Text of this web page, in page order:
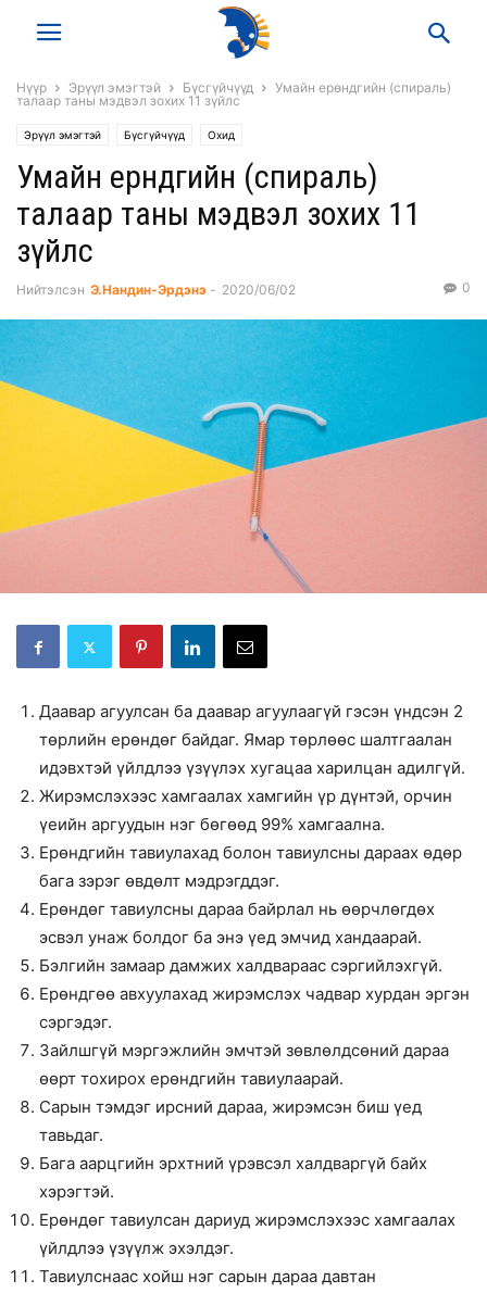
Нүүр Эрүүл эмэгтэй Бүсгүйчүүд
Умайн ерөндгийн (спираль)
талаар таны мэдвэл зохих 11 зүйлс
Эрүүл эмэгтэй Бүсгүйчүүд Охид
Умайн ерөндгийн (спираль)
талаар таны мэдвэл зохих 11
зүйлс
Нийтэлсэн Э.Нандин-Эрдэнэ - 2020/06/02 0
Даавар агуулсан ба даавар агуулаагүй гэсэн үндсэн 2
төрлийн ерөндөг байдаг. Ямар төрлөөс шалтгаалан
идэвхтэй үйлдлээ үзүүлэх хугацаа харилцан адилгүй.
Жирэмслэхээс хамгаалах хамгийн үр дүнтэй, орчин
үеийн аргуудын нэг бөгөөд 99% хамгаална.
Ерөндгийн тавиулахад болон тавиулсны дараах өдөр
бага зэрэг өвдөлт мэдрэгддэг.
Ерөндөг тавиулсны дараа байрлал нь өөрчлөгдөх
эсвэл унаж болдог ба энэ үед эмчид хандаарай.
Бэлгийн замаар дамжих халдвараас сэргийлэхгүй.
Ерөндгөө авхуулахад жирэмслэх чадвар хурдан эргэн
сэргэдэг.
Зайлшгүй мэргэжлийн эмчтэй зөвлөлдсөний дараа
өөрт тохирох ерөндгийн тавиулаарай.
Сарын тэмдэг ирсний дараа, жирэмсэн биш үед
тавьдаг.
Бага аарцгийн эрхтний үрэвсэл халдваргүй байх
хэрэгтэй.
Ерөндөг тавиулсан дариуд жирэмслэхээс хамгаалах
үйлдлээ үзүүлж эхэлдэг.
Тавиулснаас хойш нэг сарын дараа давтан